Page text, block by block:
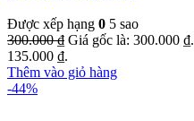
Được xếp hạng 0 5 sao
300.000₫ Giá gốc là: 300.000 ₫.
135.000 ₫.
Thêm vào giỏ hàng
-44%